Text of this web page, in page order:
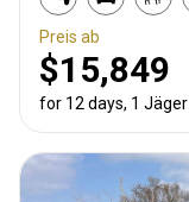
Preis ab
$15,849
for 12 days, 1 Jäger